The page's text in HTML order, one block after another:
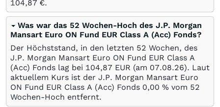
104,87 €.
Was war das 52 Wochen-Hoch des J.P. Morgan
Mansart Euro ON Fund EUR Class A (Acc) Fonds?
Der Höchststand, in den letzten 52 Wochen, des
J.P. Morgan Mansart Euro ON Fund EUR Class A
(Acc) Fonds lag bei 104,87 EUR (am 07.08.26). Laut
aktuellem Kurs ist der J.P. Morgan Mansart Euro
ON Fund EUR Class A (Acc) Fonds 0,00 % vom 52
Wochen-Hoch entfernt.